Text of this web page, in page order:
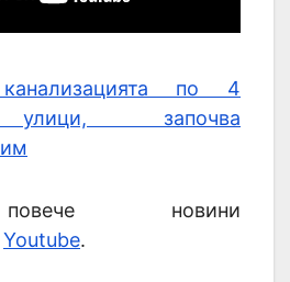
по 4
започва
новини
Youtube.